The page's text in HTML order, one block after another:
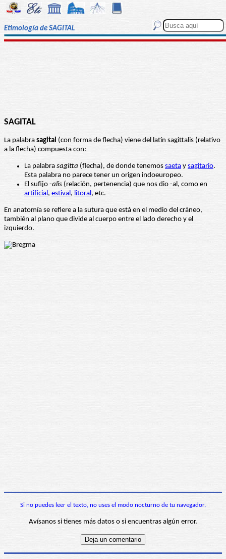
Etimología de SAGITAL
SAGITAL
La palabra sagital (con forma de flecha) viene del latín sagittalis (relativo
a la flecha) compuesta con:
La palabra sagitta (flecha), de donde tenemos saeta y sagitario.
Esta palabra no parece tener un origen indoeuropeo.
El sufijo -alis (relación, pertenencia) que nos dio -al, como en
artificial, estival, litoral, etc.
En anatomía se refiere a la sutura que está en el medio del cráneo,
también al plano que divide al cuerpo entre el lado derecho y el
izquierdo.
Si no puedes leer el texto, no uses el modo nocturno de tu navegador.
Avísanos si tienes más datos o si encuentras algún error.